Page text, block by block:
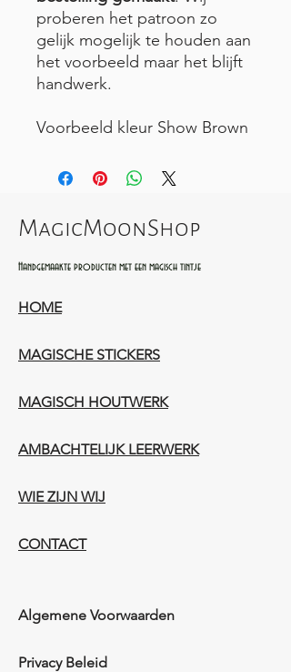
proberen het patroon zo
gelijk mogelijk te houden aan
het voorbeeld maar het blijft
handwerk.
Voorbeeld kleur Show Brown
MagicMoonShop
Handgemaakte producten met een magisch tintje
HOME
MAGISCHE STICKERS
MAGISCH HOUTWERK
AMBACHTELIJK LEERWERK​
WIE ZIJN WIJ​​
CONTACT
Algemene Voorwaarden
Privacy Beleid